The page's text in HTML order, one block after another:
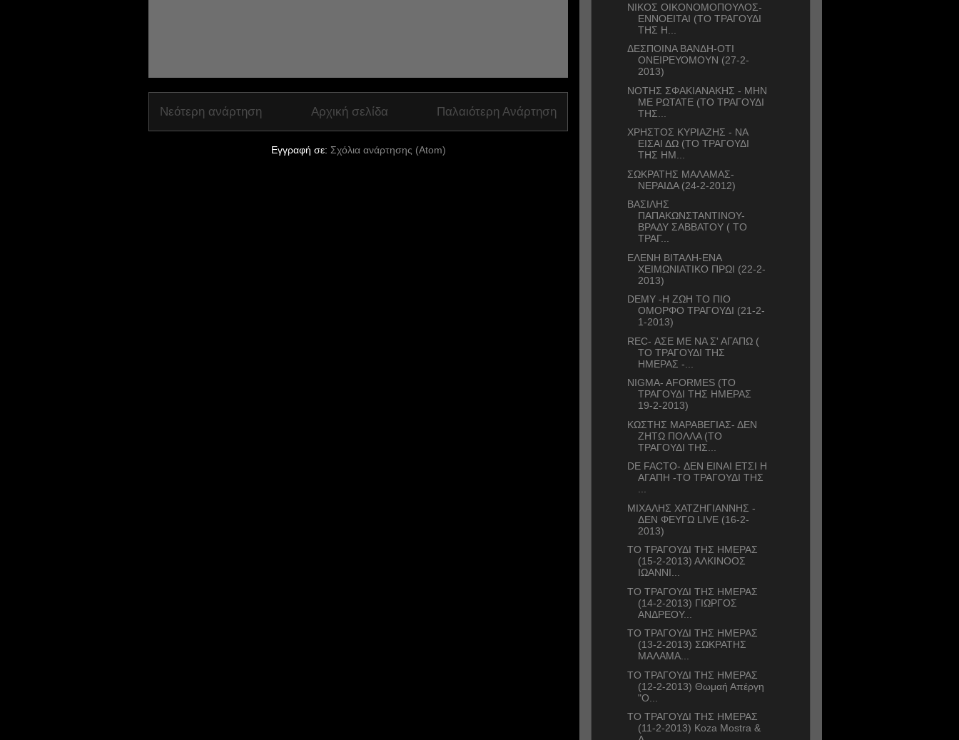
Νεότερη ανάρτηση Παλαιότερη Ανάρτηση
Αρχική σελίδα
Εγγραφή σε: Σχόλια ανάρτησης (Atom)
ΝΙΚΟΣ ΟΙΚΟΝΟΜΟΠΟΥΛΟΣ-
ΕΝΝΟΕΙΤΑΙ (ΤΟ ΤΡΑΓΟΥΔΙ
ΤΗΣ Η...
ΔΕΣΠΟΙΝΑ ΒΑΝΔΗ-ΟΤΙ
ΟΝΕΙΡΕΥΟΜΟΥΝ (27-2-
2013)
ΝΟΤΗΣ ΣΦΑΚΙΑΝΑΚΗΣ - ΜΗΝ
ΜΕ ΡΩΤΑΤΕ (ΤΟ ΤΡΑΓΟΥΔΙ
ΤΗΣ...
ΧΡΗΣΤΟΣ ΚΥΡΙΑΖΗΣ - ΝΑ
ΕΙΣΑΙ ΔΩ (ΤΟ ΤΡΑΓΟΥΔΙ
ΤΗΣ ΗΜ...
ΣΩΚΡΑΤΗΣ ΜΑΛΑΜΑΣ-
ΝΕΡΑΙΔΑ (24-2-2012)
ΒΑΣΙΛΗΣ
ΠΑΠΑΚΩΝΣΤΑΝΤΙΝΟΥ-
ΒΡΑΔΥ ΣΑΒΒΑΤΟΥ ( ΤΟ
ΤΡΑΓ...
ΕΛΕΝΗ ΒΙΤΑΛΗ-ΕΝΑ
ΧΕΙΜΩΝΙΑΤΙΚΟ ΠΡΩΙ (22-2-
2013)
DEMY -Η ΖΩΗ ΤΟ ΠΙΟ
ΟΜΟΡΦΟ ΤΡΑΓΟΥΔΙ (21-2-
1-2013)
REC- ΑΣΕ ΜΕ ΝΑ Σ' ΑΓΑΠΩ (
ΤΟ ΤΡΑΓΟΥΔΙ ΤΗΣ
ΗΜΕΡΑΣ -...
NIGMA- AFORMES (ΤΟ
ΤΡΑΓΟΥΔΙ ΤΗΣ ΗΜΕΡΑΣ
19-2-2013)
ΚΩΣΤΗΣ ΜΑΡΑΒΕΓΙΑΣ- ΔΕΝ
ΖΗΤΩ ΠΟΛΛΑ (ΤΟ
ΤΡΑΓΟΥΔΙ ΤΗΣ...
DE FACTO- ΔΕΝ ΕΙΝΑΙ ΕΤΣΙ Η
ΑΓΑΠΗ -ΤΟ ΤΡΑΓΟΥΔΙ ΤΗΣ
ΜΙΧΑΛΗΣ ΧΑΤΖΗΓΙΑΝΝΗΣ -
ΔΕΝ ΦΕΥΓΩ LIVE (16-2-
2013)
ΤΟ ΤΡΑΓΟΥΔΙ ΤΗΣ ΗΜΕΡΑΣ
(15-2-2013) ΑΛΚΙΝΟΟΣ
ΙΩΑΝΝΙ...
ΤΟ ΤΡΑΓΟΥΔΙ ΤΗΣ ΗΜΕΡΑΣ
(14-2-2013) ΓΙΩΡΓΟΣ
ΑΝΔΡΕΟΥ...
ΤΟ ΤΡΑΓΟΥΔΙ ΤΗΣ ΗΜΕΡΑΣ
(13-2-2013) ΣΩΚΡΑΤΗΣ
ΜΑΛΑΜΑ...
ΤΟ ΤΡΑΓΟΥΔΙ ΤΗΣ ΗΜΕΡΑΣ
(12-2-2013) Θωμαή Απέργη
"O...
ΤΟ ΤΡΑΓΟΥΔΙ ΤΗΣ ΗΜΕΡΑΣ
(11-2-2013) Koza Mostra &